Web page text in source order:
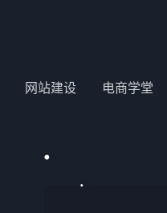
网站建设 电商学堂